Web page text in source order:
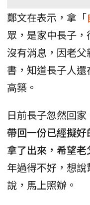
鄭文在表示，拿「
眾，是家中長子
沒有消息，因老
書，知道長子人
高築。
日前長子忽然回家
帶回一份已經擬好
拿了出來，希望老
年過得不好，想
說，馬上照辦。